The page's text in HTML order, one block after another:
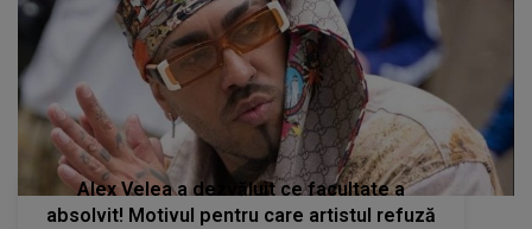
Alex Velea a dezvăluit ce facultate a
absolvit! Motivul pentru care artistul refuză